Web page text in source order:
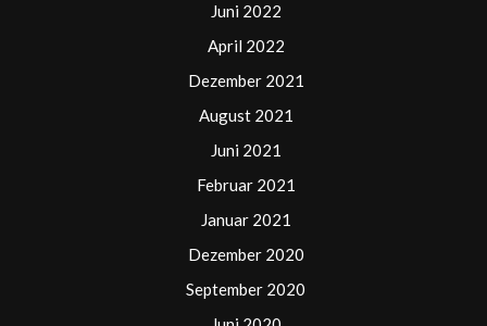
Juni 2022
April 2022
Dezember 2021
August 2021
Juni 2021
Februar 2021
Januar 2021
Dezember 2020
September 2020